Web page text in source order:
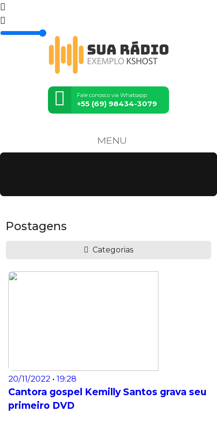
Fale conosco via Whatsapp:
+55 (69) 98434-3079
MENU
Postagens
Categorias
20/11/2022 • 19:28
Cantora gospel Kemilly Santos grava seu
primeiro DVD